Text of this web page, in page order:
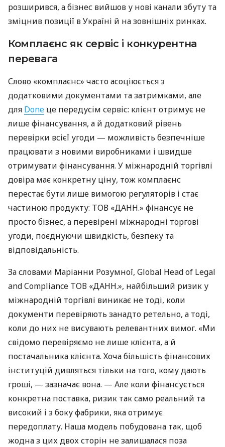
розширився, а бізнес вийшов у нові канали збуту та
зміцнив позиції в Україні й на зовнішніх ринках.
Комплаєнс як сервіс і конкурентна
перевага
Слово «комплаєнс» часто асоціюється з
додатковими документами та затримками, але
для Done це передусім сервіс: клієнт отримує не
лише фінансування, а й додатковий рівень
перевірки всієї угоди — можливість безпечніше
працювати з новими виробниками і швидше
отримувати фінансування. У міжнародній торгівлі
довіра має конкретну ціну, тож комплаєнс
перестає бути лише вимогою регуляторів і стає
частиною продукту: ТОВ «ДАНН.» фінансує не
просто бізнес, а перевірені міжнародні торгові
угоди, поєднуючи швидкість, безпеку та
відповідальність.
За словами Маріанни Розумної, Global Head of Legal
and Compliance ТОВ «ДАНН.», найбільший ризик у
міжнародній торгівлі виникає не тоді, коли
документи перевіряють занадто ретельно, а тоді,
коли до них не висувають релевантних вимог. «Ми
свідомо перевіряємо не лише клієнта, а й
постачальника клієнта. Хоча більшість фінансових
інституцій дивляться тільки на того, кому дають
гроші, — зазначає вона. — Але коли фінансується
конкретна поставка, ризик так само реальний та
високий і з боку фабрики, яка отримує
передоплату. Наша модель побудована так, щоб
жодна з цих двох сторін не залишалася поза